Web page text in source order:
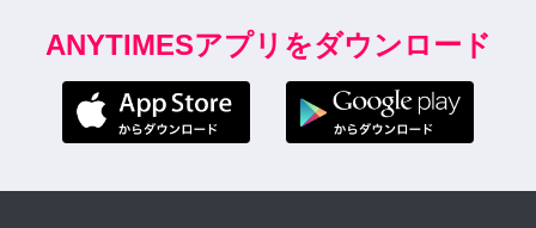
ANYTIMESアプリをダウンロード